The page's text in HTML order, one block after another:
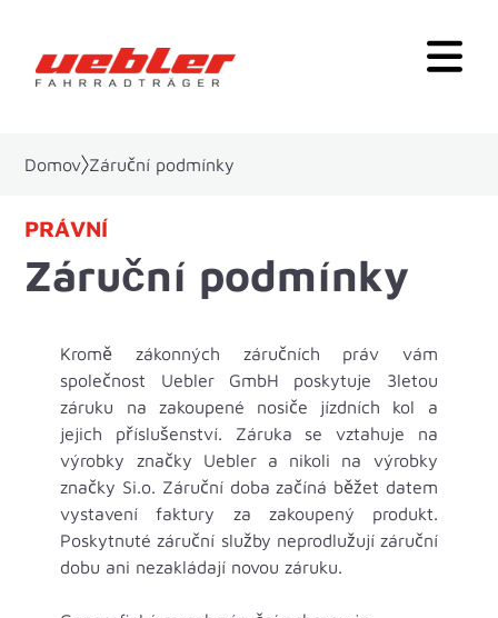
Domov Záruční podmínky
PRÁVNÍ
Záruční podmínky
Kromě zákonných záručních práv vám
společnost Uebler GmbH poskytuje 3letou
záruku na zakoupené nosiče jízdních kol a
jejich příslušenství. Záruka se vztahuje na
výrobky značky Uebler a nikoli na výrobky
značky Si.o. Záruční doba začíná běžet datem
vystavení faktury za zakoupený produkt.
Poskytnuté záruční služby neprodlužují záruční
dobu ani nezakládají novou záruku.